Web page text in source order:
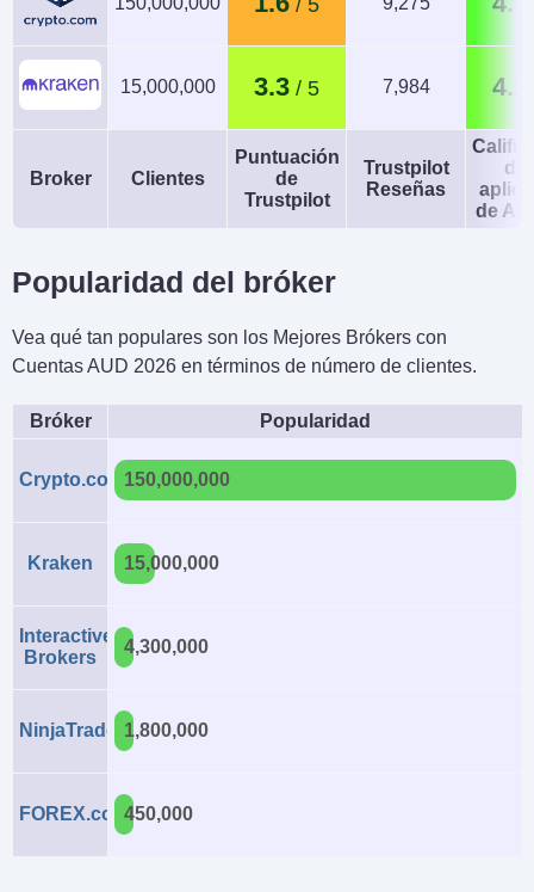
15,000,000 3.3 7,984 4.2
Broker Clientes
Puntuación
de
Trustpilot
Trustpilot
Reseñas
de
de
Popularidad del bróker
Vea qué tan populares son los Mejores Brókers con
Cuentas AUD 2026 en términos de número de clientes.
Bróker Popularidad
Crypto.com 150,000,000
Kraken 15,000,000
Interactive
Brokers
4,300,000
NinjaTrader 1,800,000
FOREX.com450,000